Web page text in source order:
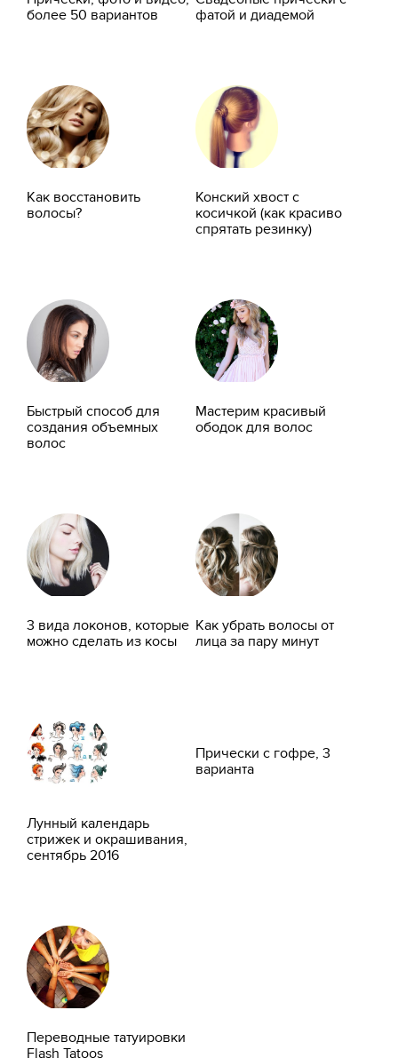
более 50 вариантов
фатой и диадемой
Как восстановить
волосы?
Конский хвост с
косичкой (как красиво
спрятать резинку)
Быстрый способ для
создания объемных
волос
Мастерим красивый
ободок для волос
3 вида локонов, которые
можно сделать из косы
Как убрать волосы от
лица за пару минут
Лунный календарь
стрижек и окрашивания,
сентябрь 2016
Прически с гофре, 3
варианта
Переводные татуировки
Flash Tatoos